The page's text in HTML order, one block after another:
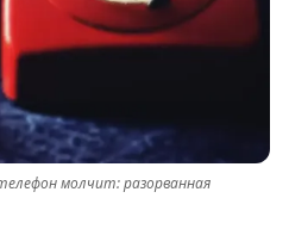
молчит: разорванная